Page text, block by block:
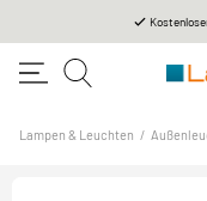
Lampen & Leuchten /